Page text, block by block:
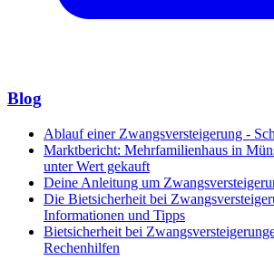
Blog
Ablauf einer Zwangsversteigerung -
Marktbericht: Mehrfamilienhaus in
unter Wert gekauft
Deine Anleitung um
Die Bietsicherheit bei
Informationen und Tipps
Bietsicherheit bei
Rechenhilfen